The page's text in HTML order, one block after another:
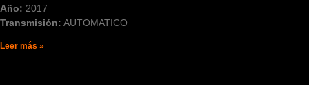
Año: 2017
Transmisión: AUTOMATICO
Leer más »